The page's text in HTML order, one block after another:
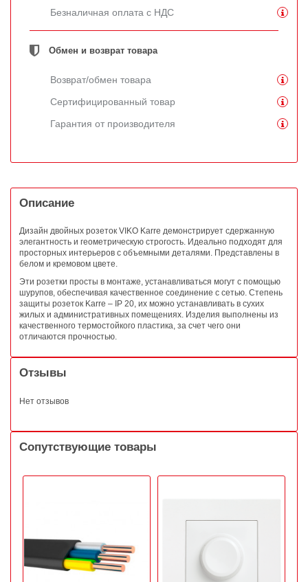
Безналичная оплата с НДС
Обмен и возврат товара
Возврат/обмен товара
Сертифицированный товар
Гарантия от производителя
Описание
Дизайн двойных розеток VIKO Karre демонстрирует сдержанную
элегантность и геометрическую строгость. Идеально подходят для
просторных интерьеров с объемными деталями. Представлены в
белом и кремовом цвете.
Эти розетки просты в монтаже, устанавливаться могут с помощью
шурупов, обеспечивая качественное соединение с сетью. Степень
защиты розеток Karre – IP 20, их можно устанавливать в сухих
жилых и административных помещениях. Изделия выполнены из
качественного термостойкого пластика, за счет чего они
отличаются прочностью.
Отзывы
Нет отзывов
Сопутствующие товары